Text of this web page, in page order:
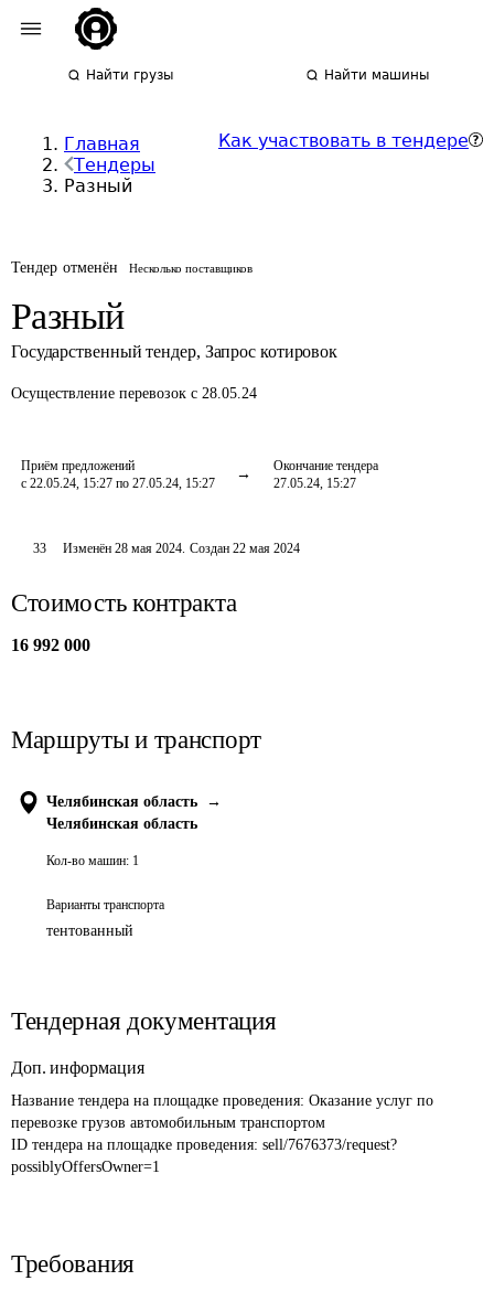
Найти грузы Найти машины
Главная
Тендеры
Разный
Как участвовать в тендере
Тендер отменён Несколько поставщиков
Разный
Государственный тендер, Запрос котировок
Осуществление перевозок с 28.05.24
Приём предложений
с 22.05.24, 15:27 по 27.05.24, 15:27
Окончание тендера
27.05.24, 15:27
33 Изменён28 мая 2024. Создан 22 мая 2024
Стоимость контракта
16 992 000
Маршруты и транспорт
Челябинская область
→
Челябинская область
Кол-во машин: 1
Варианты транспорта
тентованный
Тендерная документация
Доп. информация
Название тендера на площадке проведения: Оказание услуг по
перевозке грузов автомобильным транспортом
ID тендера на площадке проведения: sell/7676373/request?
possiblyOffersOwner=1
Требования